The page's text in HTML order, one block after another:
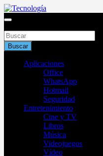
Saltar
al
Tecnología
Buscar
Aplicaciones
Office
WhatsApp
Hotmail
Seguridad
Entretenimiento
Cine y TV
Libros
Música
Videojuegos
Vídeo